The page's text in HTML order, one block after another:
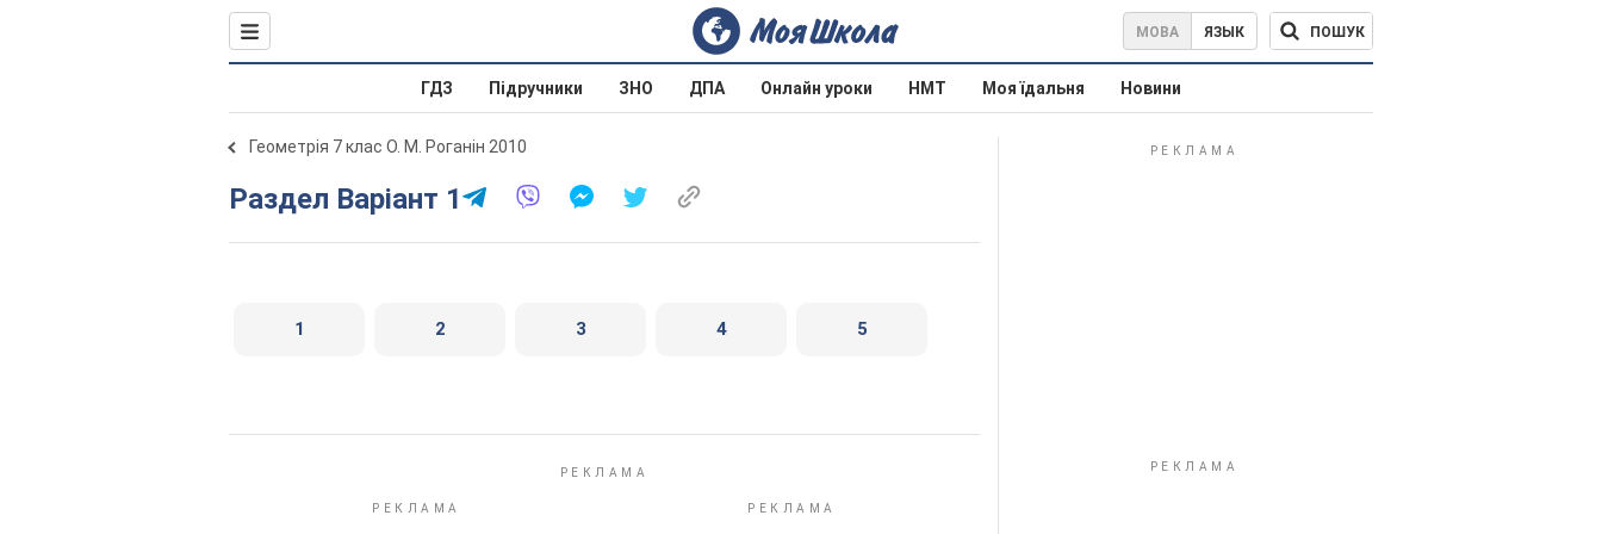
МОВА ЯЗЫК ПОШУК
ГДЗ Підручники ЗНО ДПА Онлайн уроки НМТ Моя їдальня Новини
Геометрія 7 клас О. М. Роганін 2010
Раздел Варіант 1
1 2 3 4 5